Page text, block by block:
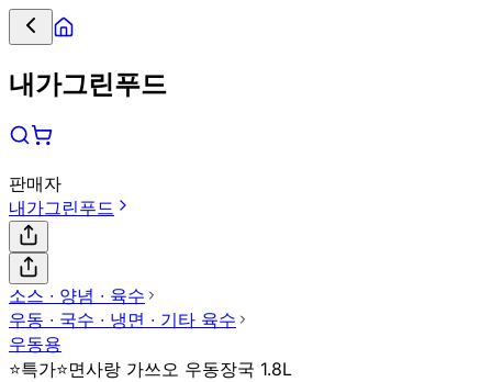
내가그린푸드
판매자
내가그린푸드
소스 ∙ 양념 ∙ 육수
우동 ∙ 국수 ∙ 냉면 ∙ 기타 육수
우동용
⭐특가⭐면사랑 가쓰오 우동장국 1.8L